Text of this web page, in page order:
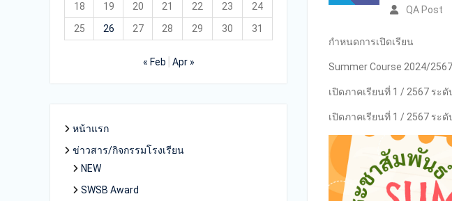
QA Post
กำหนดการเปิดเรียน
Summer Course 2024/
เปิดภาคเรียนที่ 1 / 2567 ระ
เปิดภาคเรียนที่ 1 / 2567 ระ
18
19 20 21 22 23
24
25
26 27 28 29 30 31
« Feb Apr »
หน้าแรก
ข่าวสาร/กิจกรรมโรงเรียน
NEW
SWSB Award